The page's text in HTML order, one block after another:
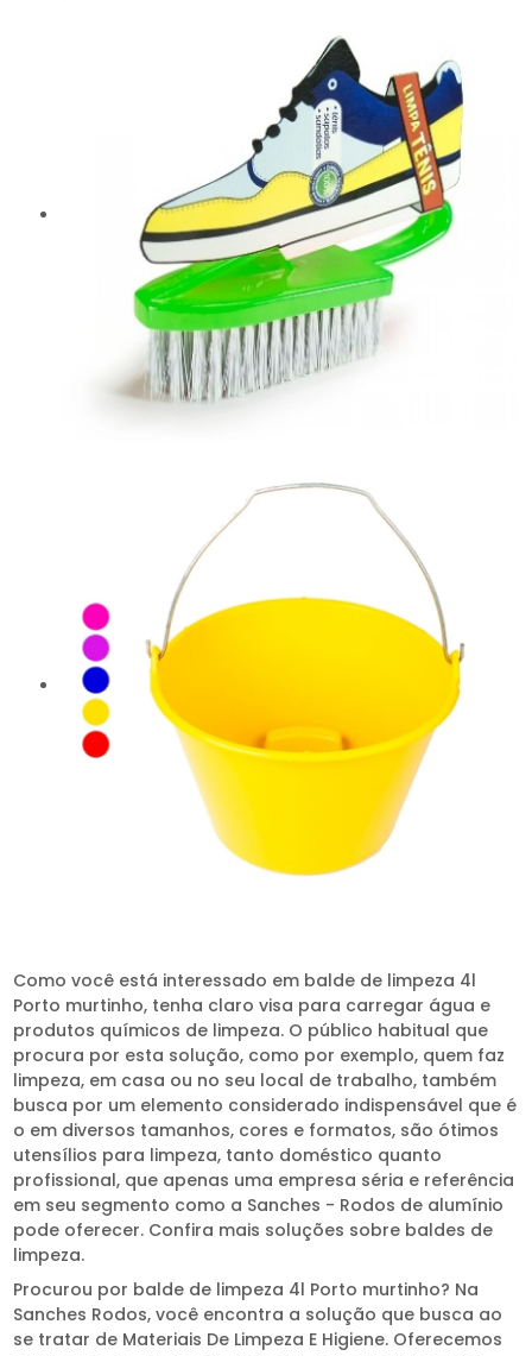
Como você está interessado em balde de limpeza 4l
Porto murtinho, tenha claro visa para carregar água e
produtos químicos de limpeza. O público habitual que
procura por esta solução, como por exemplo, quem faz
limpeza, em casa ou no seu local de trabalho, também
busca por um elemento considerado indispensável que é
o em diversos tamanhos, cores e formatos, são ótimos
utensílios para limpeza, tanto doméstico quanto
profissional, que apenas uma empresa séria e referência
em seu segmento como a Sanches - Rodos de alumínio
pode oferecer. Confira mais soluções sobre baldes de
limpeza.
Procurou por balde de limpeza 4l Porto murtinho? Na
Sanches Rodos, você encontra a solução que busca ao
se tratar de Materiais De Limpeza E Higiene. Oferecemos